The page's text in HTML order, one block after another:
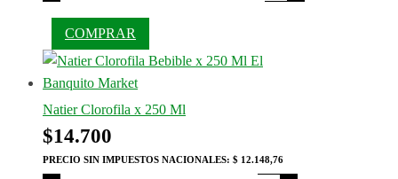
COMPRAR
Natier Clorofila x 250 Ml
$14.700
PRECIO SIN IMPUESTOS NACIONALES: $ 12.148,76